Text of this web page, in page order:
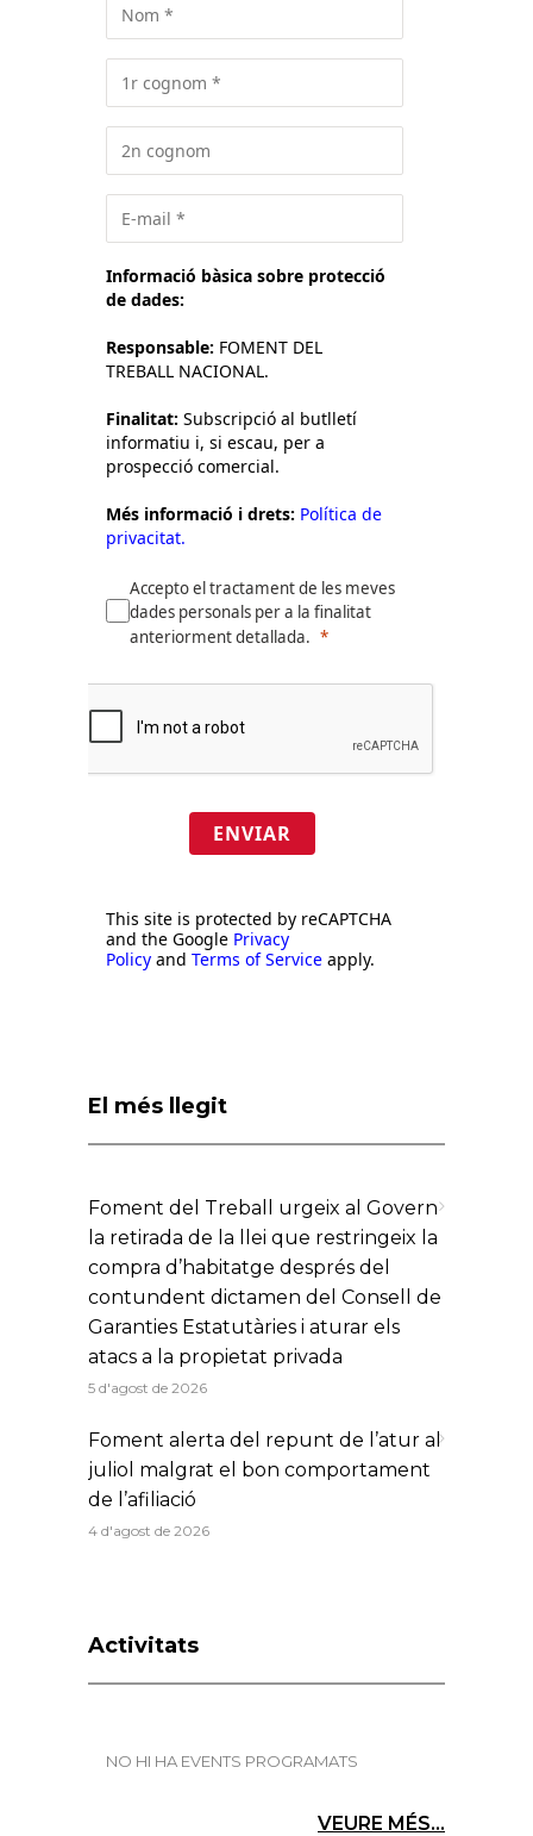
Informació bàsica sobre protecció
de dades:
Responsable: FOMENT DEL
TREBALL NACIONAL.
Finalitat: Subscripció al butlletí
informatiu i, si escau, per a
prospecció comercial.
Més informació i drets: Política de
privacitat.
Accepto el tractament de les meves
dades personals per a la finalitat
anteriorment detallada.
ENVIAR
This site is protected by reCAPTCHA
and the Google Privacy
Policy and Terms of Service apply.
El més llegit
Foment del Treball urgeix al Govern
la retirada de la llei que restringeix la
compra d’habitatge després del
contundent dictamen del Consell de
Garanties Estatutàries i aturar els
atacs a la propietat privada
5 d'agost de 2026
Foment alerta del repunt de l’atur al
juliol malgrat el bon comportament
de l’afiliació
4 d'agost de 2026
Activitats
NO HI HA EVENTS PROGRAMATS
VEURE MÉS...